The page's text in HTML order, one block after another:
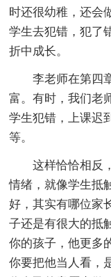
时还很幼稚，还会
学生去犯错，犯了
折中成长。
李老师在第四
富。有时，我们老
学生犯错，上课迟
等。
这样恰恰相反
情绪，就像学生抵
好，其实有哪位家
子还是有很大的抵
你的孩子，他更多
你要把他当人看，